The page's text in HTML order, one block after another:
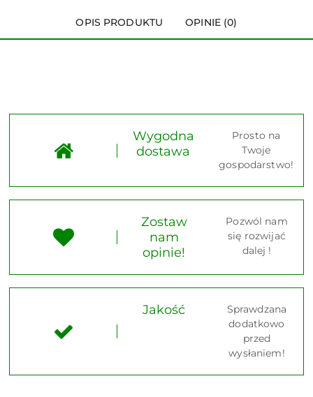
OPIS PRODUKTU OPINIE (0)
Wygodna
dostawa
Prosto na
Twoje
gospodarstwo!
Zostaw
nam
opinie!
Pozwól nam
się rozwijać
dalej !
Jakość
Sprawdzana
dodatkowo
przed
wysłaniem!